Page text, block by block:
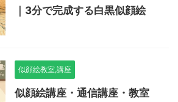
｜3分で完成する白黒似顔絵
似顔絵教室,講座
似顔絵講座・通信講座・教室